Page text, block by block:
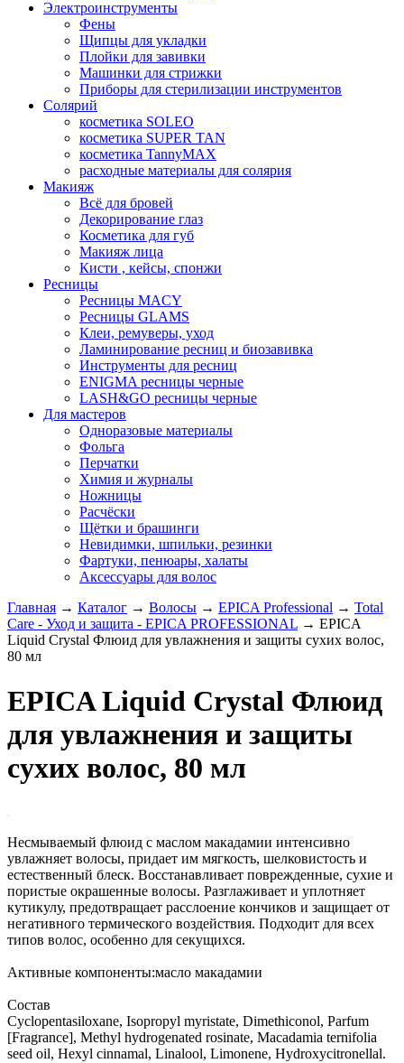
Электроинструменты
Фены
Щипцы для укладки
Плойки для завивки
Машинки для стрижки
Приборы для стерилизации инструментов
Солярий
косметика SOLEO
косметика SUPER TAN
косметика TannyMAX
расходные материалы для солярия
Макияж
Всё для бровей
Декорирование глаз
Косметика для губ
Макияж лица
Кисти , кейсы, спонжи
Ресницы
Ресницы MACY
Ресницы GLAMS
Клеи, ремуверы, уход
Ламинирование ресниц и биозавивка
Инструменты для ресниц
ENIGMA ресницы черные
LASH&GO ресницы черные
Для мастеров
Одноразовые материалы
Фольга
Перчатки
Химия и журналы
Ножницы
Расчёски
Щётки и брашинги
Невидимки, шпильки, резинки
Фартуки, пенюары, халаты
Аксессуары для волос
Главная → Каталог → Волосы → EPICA Professional → Total
Care - Уход и защита - EPICA PROFESSIONAL → EPICA
Liquid Crystal Флюид для увлажнения и защиты сухих волос,
80 мл
EPICA Liquid Crystal Флюид
для увлажнения и защиты
сухих волос, 80 мл
Несмываемый флюид с маслом макадамии интенсивно
увлажняет волосы, придает им мягкость, шелковистость и
естественный блеск. Восстанавливает поврежденные, сухие и
пористые окрашенные волосы. Разглаживает и уплотняет
кутикулу, предотвращает расслоение кончиков и защищает от
негативного термического воздействия. Подходит для всех
типов волос, особенно для секущихся.
Активные компоненты:масло макадамии
Состав
Cyclopentasiloxane, Isopropyl myristate, Dimethiconol, Parfum
[Fragrance], Methyl hydrogenated rosinate, Macadamia ternifolia
seed oil, Hexyl cinnamal, Linalool, Limonene, Hydroxycitronellal.